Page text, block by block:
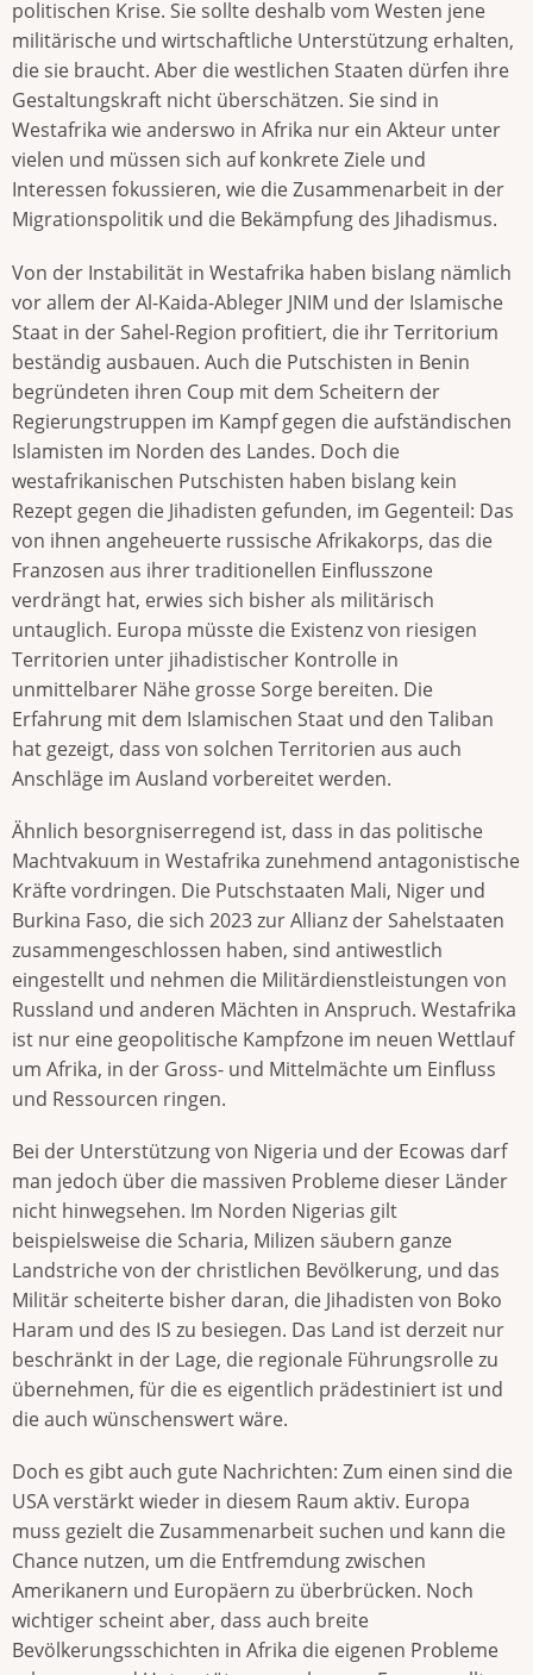
politischen Krise. Sie sollte deshalb vom Westen jene
militärische und wirtschaftliche Unterstützung erhalten,
die sie braucht. Aber die westlichen Staaten dürfen ihre
Gestaltungskraft nicht überschätzen. Sie sind in
Westafrika wie anderswo in Afrika nur ein Akteur unter
vielen und müssen sich auf konkrete Ziele und
Interessen fokussieren, wie die Zusammenarbeit in der
Migrationspolitik und die Bekämpfung des Jihadismus.
Von der Instabilität in Westafrika haben bislang nämlich
vor allem der Al-Kaida-Ableger JNIM und der Islamische
Staat in der Sahel-Region profitiert, die ihr Territorium
beständig ausbauen. Auch die Putschisten in Benin
begründeten ihren Coup mit dem Scheitern der
Regierungstruppen im Kampf gegen die aufständischen
Islamisten im Norden des Landes. Doch die
westafrikanischen Putschisten haben bislang kein
Rezept gegen die Jihadisten gefunden, im Gegenteil: Das
von ihnen angeheuerte russische Afrikakorps, das die
Franzosen aus ihrer traditionellen Einflusszone
verdrängt hat, erwies sich bisher als militärisch
untauglich. Europa müsste die Existenz von riesigen
Territorien unter jihadistischer Kontrolle in
unmittelbarer Nähe grosse Sorge bereiten. Die
Erfahrung mit dem Islamischen Staat und den Taliban
hat gezeigt, dass von solchen Territorien aus auch
Anschläge im Ausland vorbereitet werden.
Ähnlich besorgniserregend ist, dass in das politische
Machtvakuum in Westafrika zunehmend antagonistische
Kräfte vordringen. Die Putschstaaten Mali, Niger und
Burkina Faso, die sich 2023 zur Allianz der Sahelstaaten
zusammengeschlossen haben, sind antiwestlich
eingestellt und nehmen die Militärdienstleistungen von
Russland und anderen Mächten in Anspruch. Westafrika
ist nur eine geopolitische Kampfzone im neuen Wettlauf
um Afrika, in der Gross- und Mittelmächte um Einfluss
und Ressourcen ringen.
Bei der Unterstützung von Nigeria und der Ecowas darf
man jedoch über die massiven Probleme dieser Länder
nicht hinwegsehen. Im Norden Nigerias gilt
beispielsweise die Scharia, Milizen säubern ganze
Landstriche von der christlichen Bevölkerung, und das
Militär scheiterte bisher daran, die Jihadisten von Boko
Haram und des IS zu besiegen. Das Land ist derzeit nur
beschränkt in der Lage, die regionale Führungsrolle zu
übernehmen, für die es eigentlich prädestiniert ist und
die auch wünschenswert wäre.
Doch es gibt auch gute Nachrichten: Zum einen sind die
USA verstärkt wieder in diesem Raum aktiv. Europa
muss gezielt die Zusammenarbeit suchen und kann die
Chance nutzen, um die Entfremdung zwischen
Amerikanern und Europäern zu überbrücken. Noch
wichtiger scheint aber, dass auch breite
Bevölkerungsschichten in Afrika die eigenen Probleme